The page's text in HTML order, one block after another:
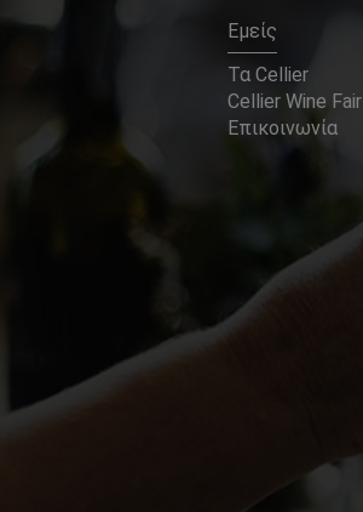
Εμείς
Τα Cellier
Cellier Wine Fair
Επικοινωνία